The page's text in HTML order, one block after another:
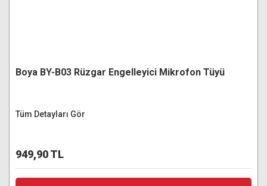
Boya BY-B03 Rüzgar Engelleyici Mikrofon Tüyü
Tüm Detayları Gör
949,90 TL